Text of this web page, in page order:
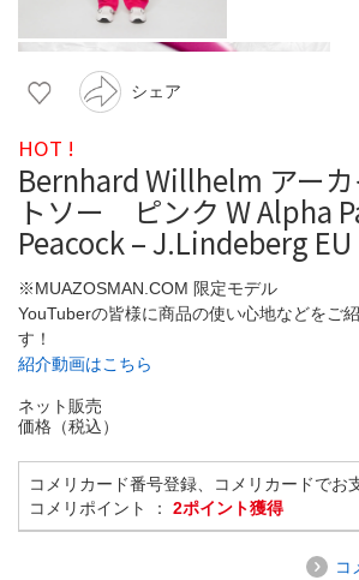
シェア
HOT !
Bernhard Willhelm アー
トソー ピンク W Alpha
Peacock – J.Lindeberg EU
※MUAZOSMAN.COM 限定モデル
YouTuberの皆様に商品の使い心地などをご
す！
紹介動画はこちら
ネット販売
価格（税込）
コメリカード番号登録、コメリカードでお
コメリポイント ： 2ポイント獲得
コ